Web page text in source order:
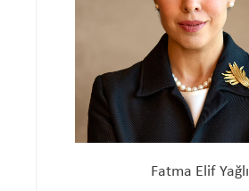
Fatma Elif Yağlı